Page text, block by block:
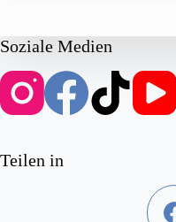
Soziale Medien
Teilen in